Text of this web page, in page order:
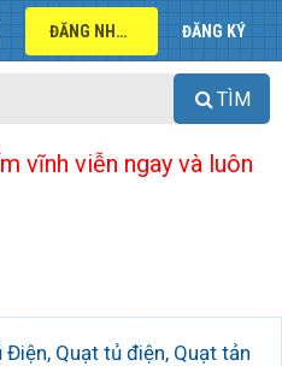
ĐĂNG NHẬP ĐĂNG KÝ
TÌM
vĩnh viễn ngay và luôn
Điện, Quạt tủ điện, Quạt tản